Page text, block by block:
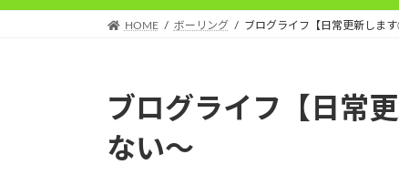
HOME ボーリング ブログライフ【日常更新しま
ブログライフ【日常
ない～